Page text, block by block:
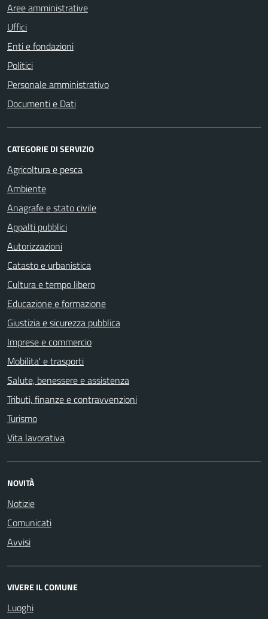
Aree amministrative
Uffici
Enti e fondazioni
Politici
Personale amministrativo
Documenti e Dati
CATEGORIE DI SERVIZIO
Agricoltura e pesca
Ambiente
Anagrafe e stato civile
Appalti pubblici
Autorizzazioni
Catasto e urbanistica
Cultura e tempo libero
Educazione e formazione
Giustizia e sicurezza pubblica
Imprese e commercio
Mobilita' e trasporti
Salute, benessere e assistenza
Tributi, finanze e contravvenzioni
Turismo
Vita lavorativa
NOVITÀ
Notizie
Comunicati
Avvisi
VIVERE IL COMUNE
Luoghi